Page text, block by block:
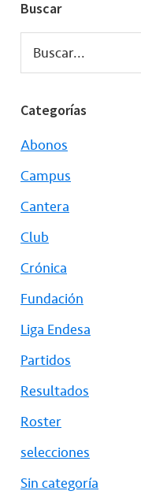
Buscar
Buscar...
Categorías
Abonos
Campus
Cantera
Club
Crónica
Fundación
Liga Endesa
Partidos
Resultados
Roster
selecciones
Sin categoría